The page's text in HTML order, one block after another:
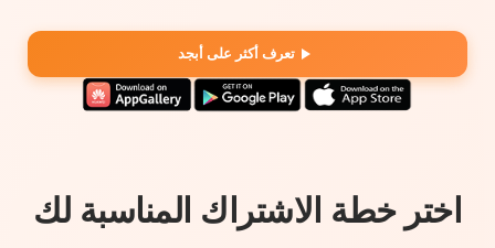
تعرف أكثر على أبجد
اختر خطة الاشتراك المناسبة لك